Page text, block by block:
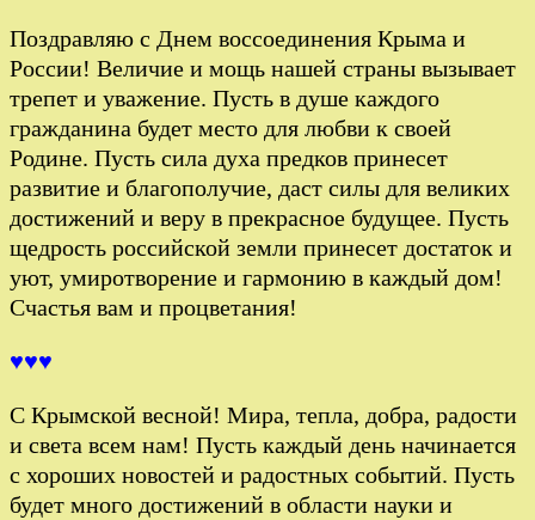
Поздравляю с Днем воссоединения Крыма и
России! Величие и мощь нашей страны вызывает
трепет и уважение. Пусть в душе каждого
гражданина будет место для любви к своей
Родине. Пусть сила духа предков принесет
развитие и благополучие, даст силы для великих
достижений и веру в прекрасное будущее. Пусть
щедрость российской земли принесет достаток и
уют, умиротворение и гармонию в каждый дом!
Счастья вам и процветания!
♥♥♥
С Крымской весной! Мира, тепла, добра, радости
и света всем нам! Пусть каждый день начинается
с хороших новостей и радостных событий. Пусть
будет много достижений в области науки и